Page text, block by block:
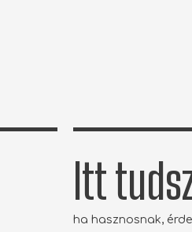
Itt
ha hasznosnak,